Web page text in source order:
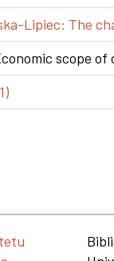
Lipiec: The
scope